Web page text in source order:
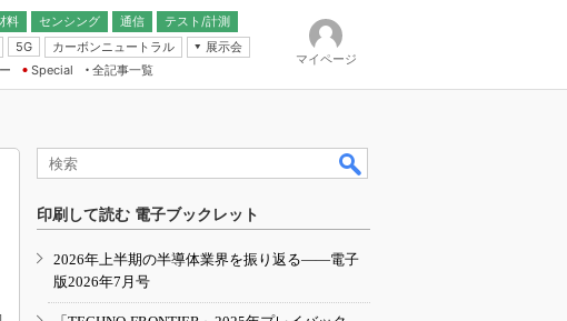
料 センシング
通信
テスト/計測
5G カーボンニュートラル
展示会
エッジコンピューティング
FRONTIER
るま展
Special
全記事一覧
マイページ
印刷して読む 電子ブックレット
2026年上半期の半導体業界を振り返る――電子
版2026年7月号